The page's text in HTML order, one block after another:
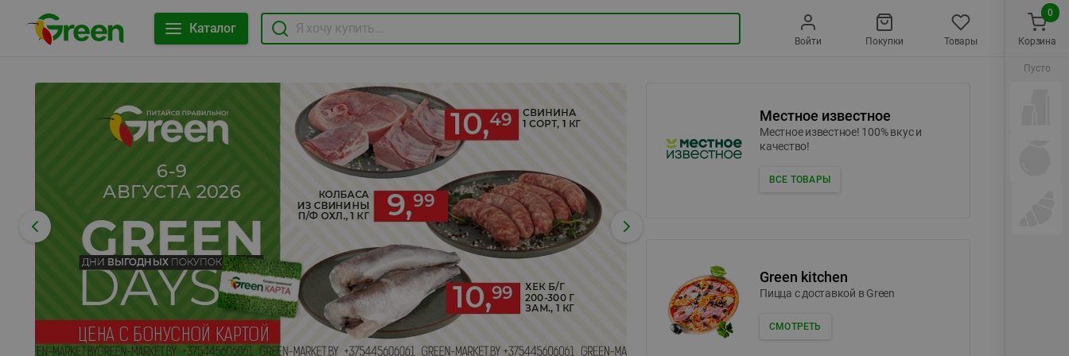
Каталог
Войти Покупки Товары
Местное известное
Местное известное! 100% вкус и
качество!
ВСЕ ТОВАРЫ
Green kitchen
Пицца c доставкой в Green
СМОТРЕТЬ
Корзина
0
Пусто